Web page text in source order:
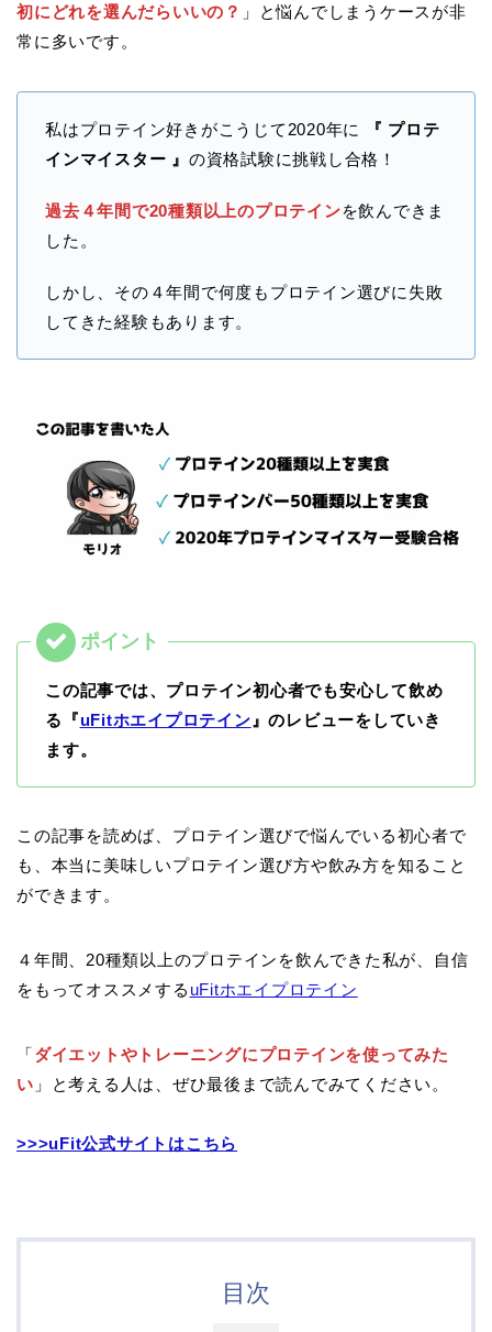
初にどれを選んだらいいの？ 」と悩んでしまうケースが非
常に多いです。
私はプロテイン好きがこうじて2020年に
『 プロテ
インマイスター 』 の資格試験に挑戦し合格！
過去４年間で20種類以上のプロテインを飲んできま
した。
しかし、その４年間で何度もプロテイン選びに失敗
してきた経験もあります。
この記事では、プロテイン初心者でも安心して飲め
る『uFitホエイプロテイン 』のレビューをしていき
ます。
この記事を読めば、プロテイン選びで悩んでいる初心者で
も、本当に美味しいプロテイン選び方や飲み方を知ること
ができます。
４年間、20種類以上のプロテインを飲んできた私が、自信
をもってオススメする uFitホエイプロテイン
「ダイエットやトレーニングにプロテインを使ってみた
い 」と考える人は、ぜひ最後まで読んでみてください。
>>>uFit公式サイトはこちら
目次